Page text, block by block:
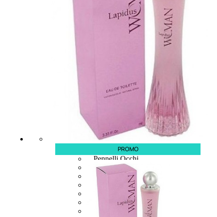
ACCESSORI
Pennelli Viso
Pennelli Occhi
Pennelli Labbra
Accessori Make Up
Accessori Occhi
Ciglia Finte
Pinzette
Temperamatite
PROMO